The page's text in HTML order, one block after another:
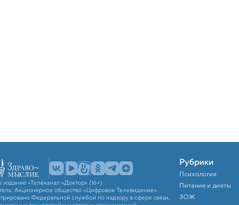
издание «Телеканал «Доктор» (16+)
Акционерное общество «Цифровое Телевидение».
Федеральной службой по надзору в сфере связи,
Рубрики
Психология
Питание и диеты
ЗОЖ